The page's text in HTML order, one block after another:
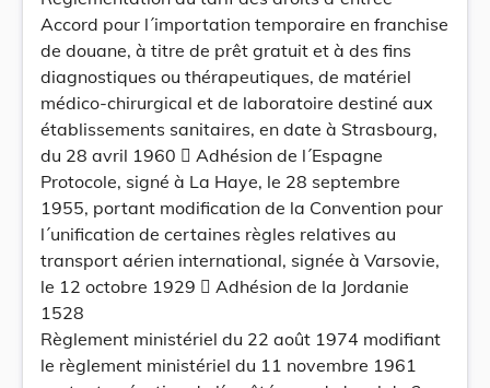
Accord pour l´importation temporaire en franchise
de douane, à titre de prêt gratuit et à des fins
diagnostiques ou thérapeutiques, de matériel
médico-chirurgical et de laboratoire destiné aux
établissements sanitaires, en date à Strasbourg,
du 28 avril 1960  Adhésion de l´Espagne
Protocole, signé à La Haye, le 28 septembre
1955, portant modification de la Convention pour
l´unification de certaines règles relatives au
transport aérien international, signée à Varsovie,
le 12 octobre 1929  Adhésion de la Jordanie
1528
Règlement ministériel du 22 août 1974 modifiant
le règlement ministériel du 11 novembre 1961